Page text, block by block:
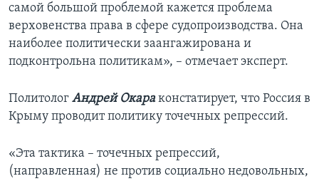
самой большой проблемой кажется проблема
верховенства права в сфере судопроизводства. Она
наиболее политически заангажирована и
подконтрольна политикам», – отмечает эксперт.
Политолог Андрей Окараконстатирует, что Россия в
Крыму проводит политику точечных репрессий.
«Эта тактика – точечных репрессий,
(направленная) не против социально недовольных,